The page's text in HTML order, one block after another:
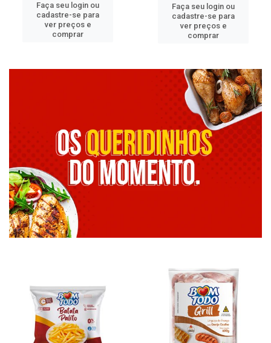
Faça seu login ou
cadastre-se para
ver preços e
comprar
Faça seu login ou
cadastre-se para
ver preços e
comprar